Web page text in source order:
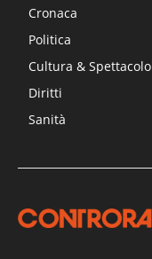
Cronaca
Politica
Cultura & Spettacolo
Diritti
Sanità